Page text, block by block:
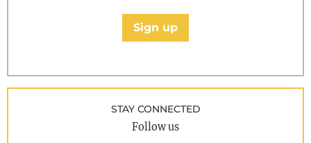
Sign up
STAY CONNECTED
Follow us